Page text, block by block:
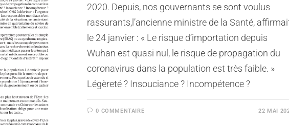
2020. Depuis, nos gouvernants se sont voulus
rassurants,l’ancienne ministre de la Santé,
le 24 janvier : « Le risque d’importation depuis
Wuhan est quasi nul, le risque de propagation du
coronavirus dans la population est très faible. »
Légèreté ? Insouciance ? Incompétence ?
0 COMMENTAIRE 22 MAI